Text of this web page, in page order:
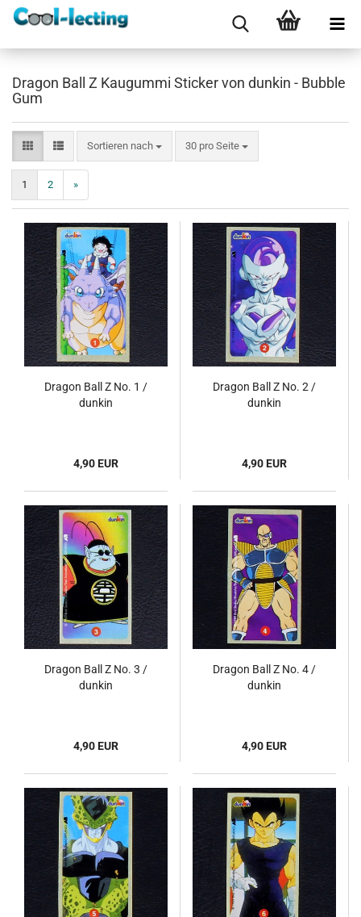
Dragon Ball Z Kaugummi Sticker von dunkin - Bubble
Gum
Sortieren nach
Sortieren nach 30 pro Seite
pro Seite
1 2 »
Dragon Ball Z No. 1 /
dunkin
4,90 EUR
Dragon Ball Z No. 2 /
dunkin
4,90 EUR
Dragon Ball Z No. 3 /
dunkin
4,90 EUR
Dragon Ball Z No. 4 /
dunkin
4,90 EUR